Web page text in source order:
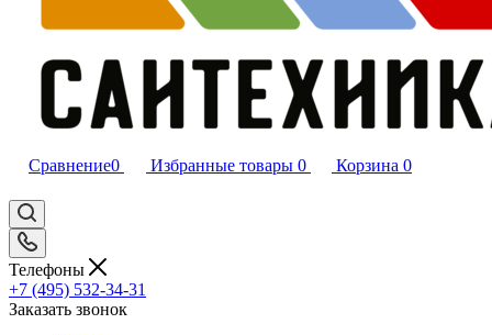
Сравнение0 Избранные товары 0 Корзина 0
Телефоны
+7 (495) 532‑34‑31
Заказать звонок